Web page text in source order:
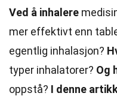
Ved å inhalere
mer effektivt enn
egentlig inhalasjon?
typer inhalatorer? Og
oppstå? I denne